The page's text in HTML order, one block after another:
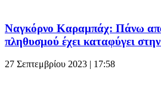
Ναγκόρνο Καραμπάχ: Πάνω
πληθυσμού έχει καταφύγει
27 Σεπτεμβρίου 2023 | 17:58